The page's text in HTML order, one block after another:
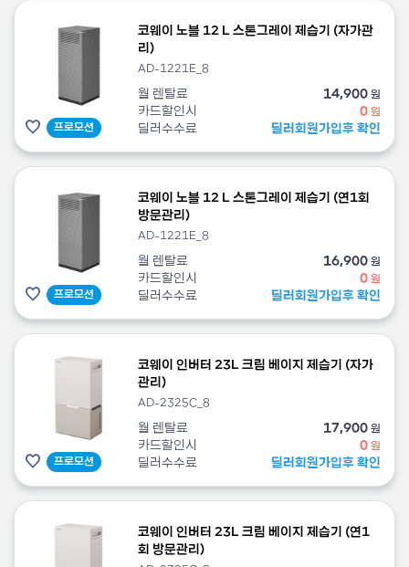
프로모션
코웨이 노블 12 L 스톤그레이 제습기 (자가관
리)
AD-1221E_8
월 렌탈료 14,900 원
카드할인시 0 원
딜러수수료 딜러회원가입후 확인
프로모션
코웨이 노블 12 L 스톤그레이 제습기 (연1회
방문관리)
AD-1221E_8
월 렌탈료 16,900 원
카드할인시 0 원
딜러수수료 딜러회원가입후 확인
프로모션
코웨이 인버터 23L 크림 베이지 제습기 (자가
관리)
AD-2325C_8
월 렌탈료 17,900 원
카드할인시 0 원
딜러수수료 딜러회원가입후 확인
코웨이 인버터 23L 크림 베이지 제습기 (연1
회 방문관리)